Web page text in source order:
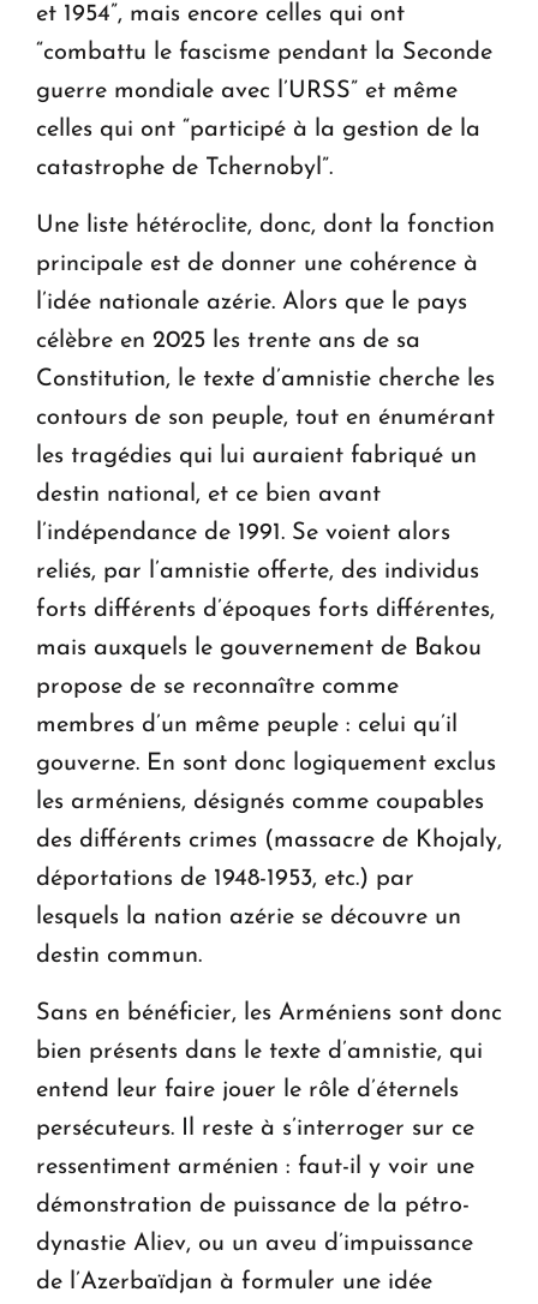
et 1954”, mais encore celles qui ont
“combattu le fascisme pendant la Seconde
guerre mondiale avec l’URSS” et même
celles qui ont “participé à la gestion de la
catastrophe de Tchernobyl”.
Une liste hétéroclite, donc, dont la fonction
principale est de donner une cohérence à
l’idée nationale azérie. Alors que le pays
célèbre en 2025 les trente ans de sa
Constitution, le texte d’amnistie cherche les
contours de son peuple, tout en énumérant
les tragédies qui lui auraient fabriqué un
destin national, et ce bien avant
l’indépendance de 1991. Se voient alors
reliés, par l’amnistie offerte, des individus
forts différents d’époques forts différentes,
mais auxquels le gouvernement de Bakou
propose de se reconnaître comme
membres d’un même peuple : celui qu’il
gouverne. En sont donc logiquement exclus
les arméniens, désignés comme coupables
des différents crimes (massacre de Khojaly,
déportations de 1948-1953, etc.) par
lesquels la nation azérie se découvre un
destin commun.
Sans en bénéficier, les Arméniens sont donc
bien présents dans le texte d’amnistie, qui
entend leur faire jouer le rôle d’éternels
persécuteurs. Il reste à s’interroger sur ce
ressentiment arménien : faut-il y voir une
démonstration de puissance de la pétro-
dynastie Aliev, ou un aveu d’impuissance
de l’Azerbaïdjan à formuler une idée